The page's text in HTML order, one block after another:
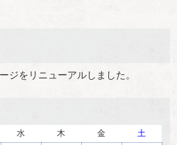
ジをリニューアルしました。
水 木 金
土